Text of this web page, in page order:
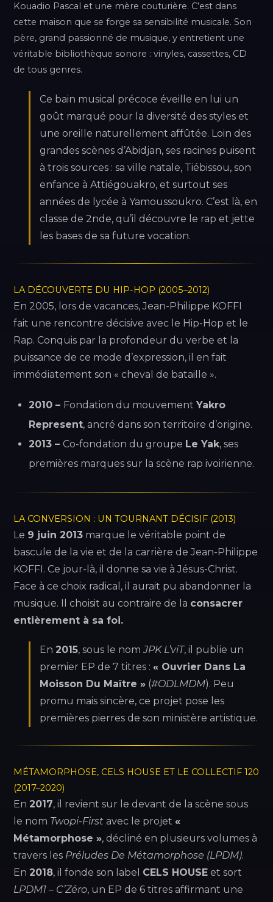
Kouadio Pascal et une mère couturière. C’est dans
cette maison que se forge sa sensibilité musicale. Son
père, grand passionné de musique, y entretient une
véritable bibliothèque sonore : vinyles, cassettes, CD
de tous genres.
Ce bain musical précoce éveille en lui un
goût marqué pour la diversité des styles et
une oreille naturellement affûtée. Loin des
grandes scènes d’Abidjan, ses racines puisent
à trois sources : sa ville natale, Tiébissou, son
enfance à Attiégouakro, et surtout ses
années de lycée à Yamoussoukro. C’est là, en
classe de 2nde, qu’il découvre le rap et jette
les bases de sa future vocation.
LA DÉCOUVERTE DU HIP-HOP (2005–2012)
En 2005, lors de vacances, Jean-Philippe KOFFI
fait une rencontre décisive avec le Hip-Hop et le
Rap. Conquis par la profondeur du verbe et la
puissance de ce mode d’expression, il en fait
immédiatement son « cheval de bataille ».
2010 – Fondation du mouvementYakro
Represent, ancré dans son territoire d’origine.
2013 – Co-fondation du groupe Le Yak, ses
premières marques sur la scène rap ivoirienne.
LA CONVERSION : UN TOURNANT DÉCISIF (2013)
Le 9 juin 2013 marque le véritable point de
bascule de la vie et de la carrière de Jean-Philippe
KOFFI. Ce jour-là, il donne sa vie à Jésus-Christ.
Face à ce choix radical, il aurait pu abandonner la
musique. Il choisit au contraire de la consacrer
entièrement à sa foi.
En 2015, sous le nomJPK L’viT, il publie un
premier EP de 7 titres : « Ouvrier Dans La
Moisson Du Maître » (#ODLMDM). Peu
promu mais sincère, ce projet pose les
premières pierres de son ministère artistique.
MÉTAMORPHOSE, CELS HOUSE ET LE COLLECTIF 120
(2017–2020)
En 2017, il revient sur le devant de la scène sous
le nom Twopi-First avec le projet «
Métamorphose », décliné en plusieurs volumes à
travers les Préludes De Métamorphose (LPDM).
En2018, il fonde son label CELS HOUSE et sort
LPDM1 – C’Zéro, un EP de 6 titres affirmant une